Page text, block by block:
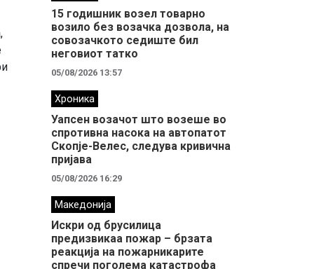
15 годишник возел товарно
возило без возачка дозвола, на
совозачкото седиште бил
неговиот татко
05/08/2026 13:57
Хроника
Уапсен возачот што возеше во
спротивна насока на автопатот
Скопје-Велес, следува кривична
пријава
05/08/2026 16:29
Македонија
Искри од брусилица
предизвикаа пожар – брзата
реакција на пожарникарите
спречи поголема катастрофа